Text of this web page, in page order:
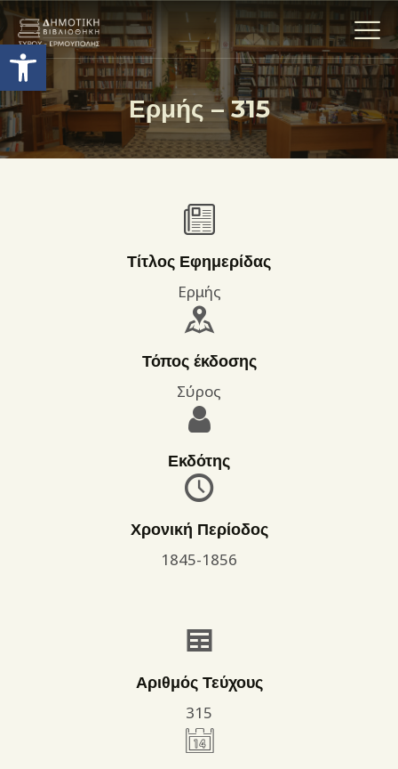
Ανοίξτε τη γραμμή εργαλείων
Ερμής – 315
Η ΒΙΒΛΙΟΘΗΚΗ
ΟΙ ΣΥΛΛΟΓΈΣ
ΔΡΑΣΤΗΡΙΟΤΗΤΕΣ
ΕΠΙΚΟΙΝΩΝΊΑ
ΌΡΟΙ ΧΡΉΣΗΣ
Τίτλος Εφημερίδας
Ερμής
Τόπος έκδοσης
Σύρος
Εκδότης
Χρονική Περίοδος
1845-1856
Αριθμός Τεύχους
315